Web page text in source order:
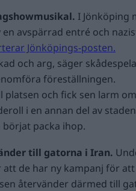
I Jönköping
avspärrad entré och
Jönköpings-posten.
och arg, säger
föreställningen.
platsen och fick sen larm
i en annan del av
packa ihop.
till gatorna i Iran.
de har ny kampanj för
återvänder därmed till